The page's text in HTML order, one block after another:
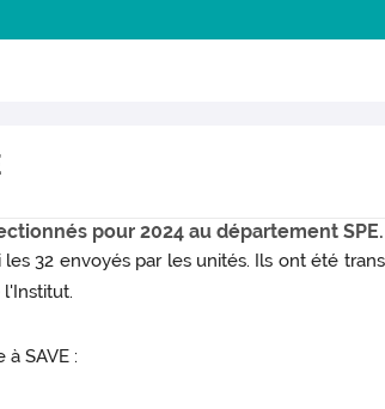
pour 2024 au département SPE.
32 envoyés par les unités. Ils ont été
SAVE :